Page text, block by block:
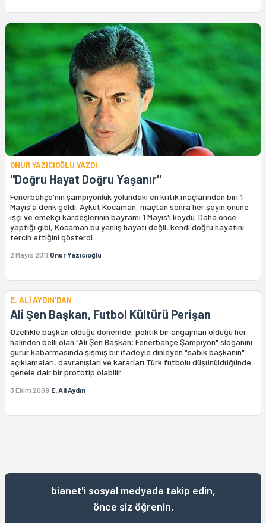
ONUR YAZICIOĞLU YAZDI
"Doğru Hayat Doğru Yaşanır"
Fenerbahçe'nin şampiyonluk yolundaki en kritik maçlarından biri 1
Mayıs'a denk geldi. Aykut Kocaman, maçtan sonra her şeyin önüne
işçi ve emekçi kardeşlerinin bayramı 1 Mayıs'ı koydu. Daha önce
yaptığı gibi, Kocaman bu yanlış hayatı değil, kendi doğru hayatını
tercih ettiğini gösterdi.
2 Mayıs 2011 Onur Yazıcıoğlu
E. ALİ AYDIN'DAN
Ali Şen Başkan, Futbol Kültürü Perişan
Özellikle başkan olduğu dönemde, politik bir angajman olduğu her
halinden belli olan "Ali Şen Başkan; Fenerbahçe Şampiyon" sloganını
gurur kabarmasında şişmiş bir ifadeyle dinleyen "sabık başkanın"
açıklamaları, davranışları ve kararları Türk futbolu düşünüldüğünde
genele dair bir prototip olabilir.
3 Ekim 2009 E. Ali Aydın
bianet'i sosyal medyada takip edin,
önce siz öğrenin.